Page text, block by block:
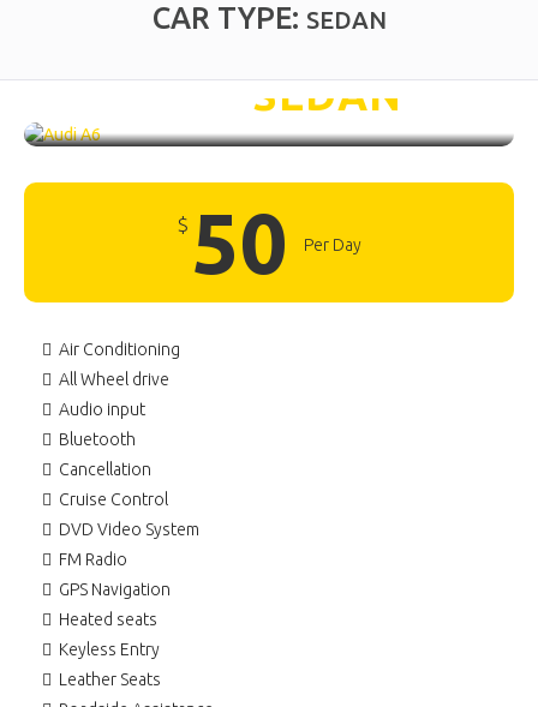
CAR TYPE: SEDAN
Audi A6 /SEDAN
$ 50 Per Day
Air Conditioning
All Wheel drive
Audio input
Bluetooth
Cancellation
Cruise Control
DVD Video System
FM Radio
GPS Navigation
Heated seats
Keyless Entry
Leather Seats